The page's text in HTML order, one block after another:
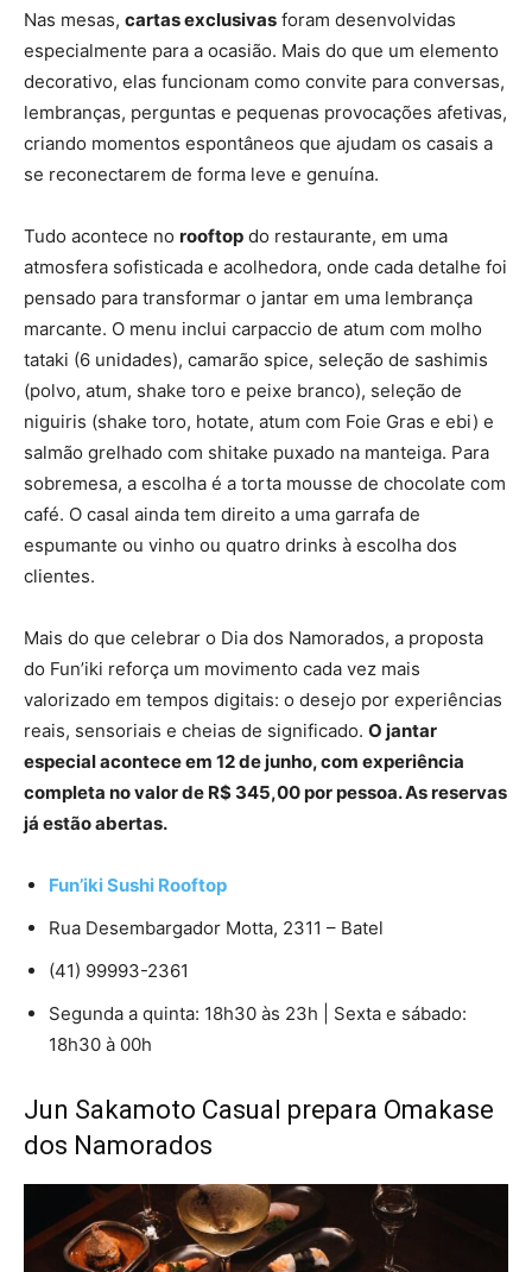
Nas mesas, cartas exclusivas foram desenvolvidas
especialmente para a ocasião. Mais do que um elemento
decorativo, elas funcionam como convite para conversas,
lembranças, perguntas e pequenas provocações afetivas,
criando momentos espontâneos que ajudam os casais a
se reconectarem de forma leve e genuína.
Tudo acontece no rooftop do restaurante, em uma
atmosfera sofisticada e acolhedora, onde cada detalhe foi
pensado para transformar o jantar em uma lembrança
marcante. O menu inclui carpaccio de atum com molho
tataki (6 unidades), camarão spice, seleção de sashimis
(polvo, atum, shake toro e peixe branco), seleção de
niguiris (shake toro, hotate, atum com Foie Gras e ebi) e
salmão grelhado com shitake puxado na manteiga. Para
sobremesa, a escolha é a torta mousse de chocolate com
café. O casal ainda tem direito a uma garrafa de
espumante ou vinho ou quatro drinks à escolha dos
clientes.
Mais do que celebrar o Dia dos Namorados, a proposta
do Fun’iki reforça um movimento cada vez mais
valorizado em tempos digitais: o desejo por experiências
reais, sensoriais e cheias de significado. O jantar
especial acontece em 12 de junho, com experiência
completa no valor de R$ 345,00 por pessoa. As reservas
já estão abertas.
Fun’iki Sushi Rooftop
Rua Desembargador Motta, 2311 – Batel
(41) 99993-2361
Segunda a quinta: 18h30 às 23h | Sexta e sábado:
18h30 à 00h
Jun Sakamoto Casual prepara Omakase
dos Namorados